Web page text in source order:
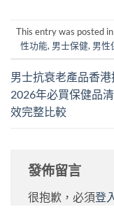
This entry was posted in
性功能, 男士保健, 男性
男士抗衰老產品香港
2026年必買保健品
效完整比較
發佈留言
很抱歉，必須登入